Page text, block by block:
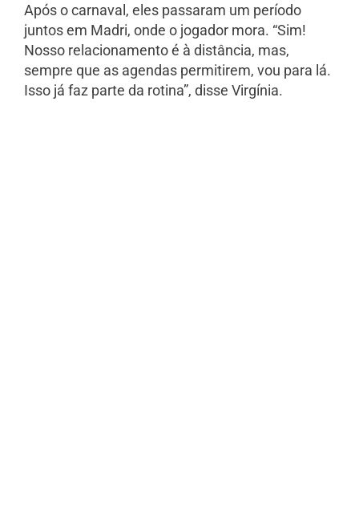
Após o carnaval, eles passaram um período
juntos em Madri, onde o jogador mora. “Sim!
Nosso relacionamento é à distância, mas,
sempre que as agendas permitirem, vou para lá.
Isso já faz parte da rotina”, disse Virgínia.